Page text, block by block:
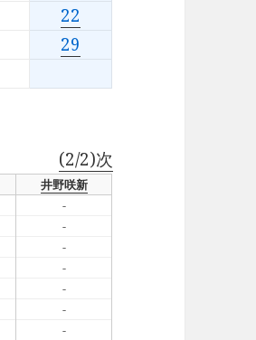
22
29
(2/2)次
井野咲新
-
-
-
-
-
-
-